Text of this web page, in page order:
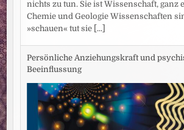
nichts zu tun. Sie ist Wissenschaft, ganz
Chemie und Geologie Wissenschaften
»schauen« tut sie [...]
Persönliche Anziehungskraft und
Beeinflussung